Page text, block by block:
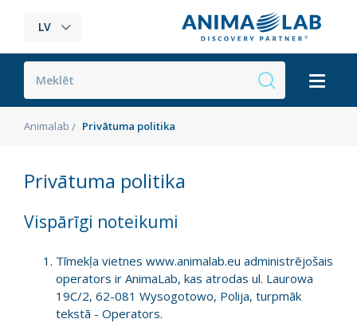
LV
Animalab Privātuma politika
Privātuma politika
Vispārīgi noteikumi
Tīmekļa vietnes www.animalab.eu administrējošais
operators ir AnimaLab, kas atrodas ul. Laurowa
19C/2, 62-081 Wysogotowo, Polija, turpmāk
tekstā - Operators.